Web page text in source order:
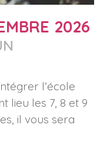
2026
l’école
lieu les 7, 8 et 9
il vous sera